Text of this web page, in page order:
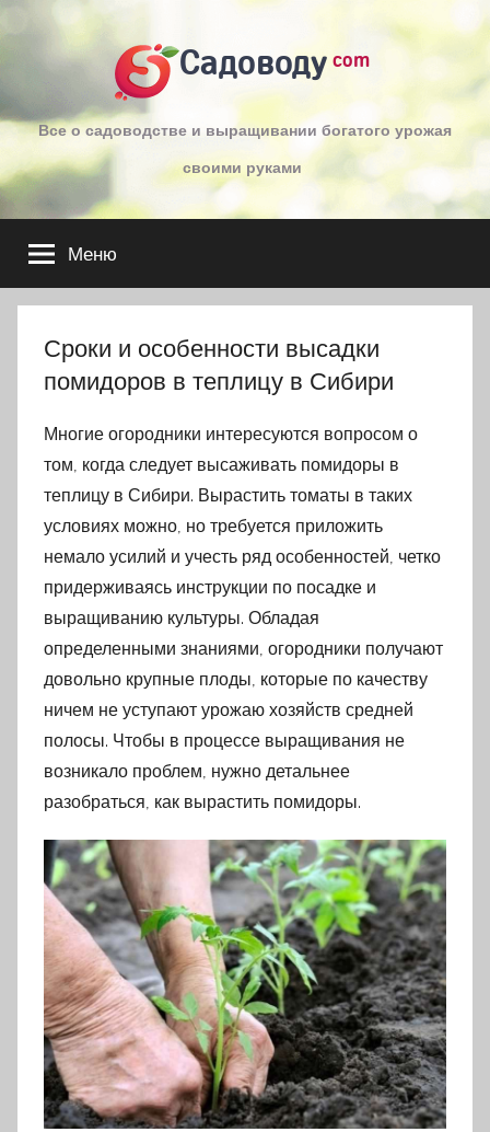
к
Садоводу com
Все о садоводстве и выращивании богатого урожая
своими руками
Меню
Сроки и особенности высадки
помидоров в теплицу в Сибири
Многие огородники интересуются вопросом о
том, когда следует высаживать помидоры в
теплицу в Сибири. Вырастить томаты в таких
условиях можно, но требуется приложить
немало усилий и учесть ряд особенностей, четко
придерживаясь инструкции по посадке и
выращиванию культуры. Обладая
определенными знаниями, огородники получают
довольно крупные плоды, которые по качеству
ничем не уступают урожаю хозяйств средней
полосы. Чтобы в процессе выращивания не
возникало проблем, нужно детальнее
разобраться, как вырастить помидоры.